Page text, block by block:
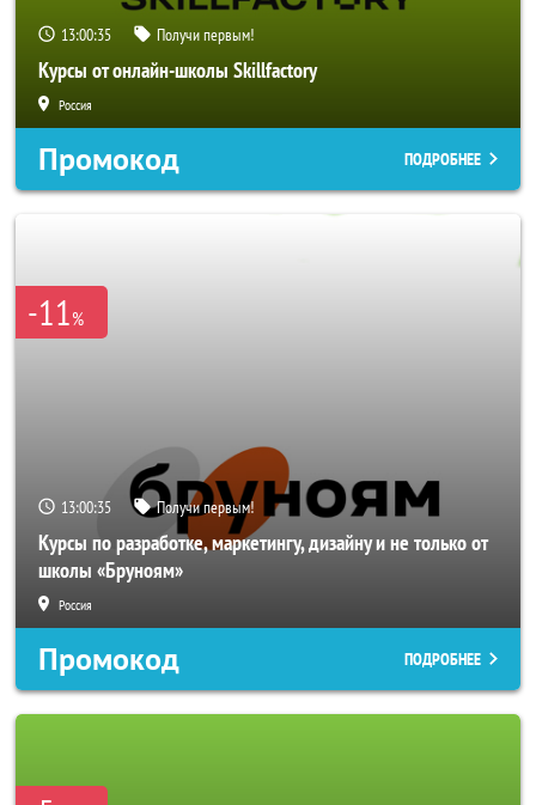
13:00:33 Получи первым!
Курсы от онлайн-школы Skillfactory
Россия
Промокод ПОДРОБНЕЕ
-11%
13:00:33 Получи первым!
Курсы по разработке, маркетингу, дизайну и не только от
школы «Бруноям»
Россия
Промокод ПОДРОБНЕЕ